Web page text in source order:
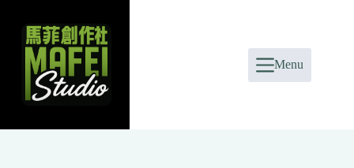
content
Menu